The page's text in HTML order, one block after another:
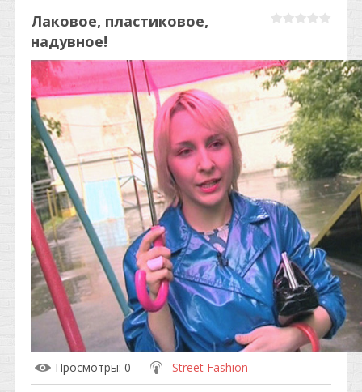
Лаковое, пластиковое,
надувное!
Просмотры: 0 Street Fashion